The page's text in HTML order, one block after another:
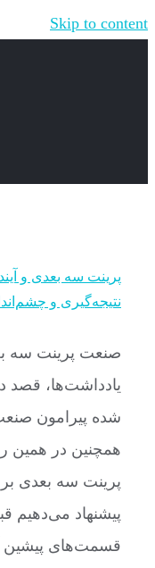
Skip to content
نتیجه‌گیری و
صنعت پرینت سه
یادداشت‌ها، قصد
شده پیرامون
همچنین در همین
پرینت سه بعدی بر
پیشنهاد می‌دهیم
قسمت‌های پیشین